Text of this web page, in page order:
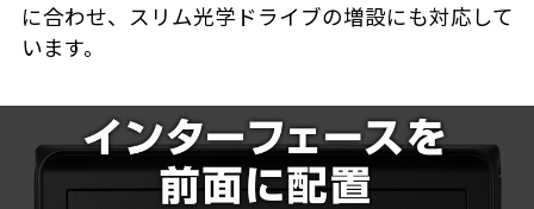
に合わせ、スリム光学ドライブの増設にも対応して
います。